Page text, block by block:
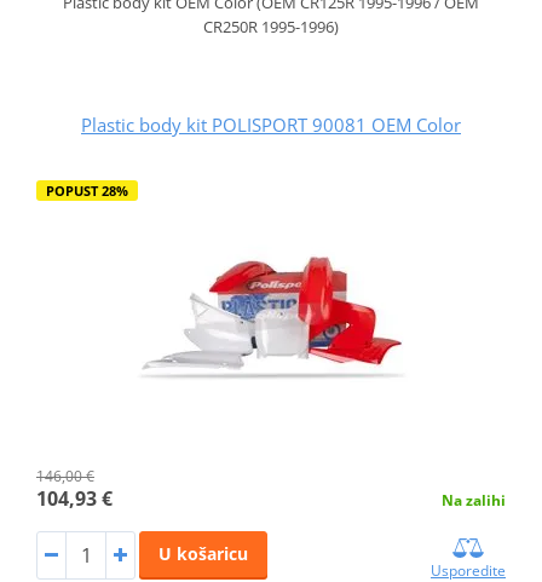
CR250R 1995-1996)
Plastic body kit POLISPORT 90081 OEM Color
POPUST 28%
146,00 €
104,93 € Na zalihi
U košaricu
Usporedite